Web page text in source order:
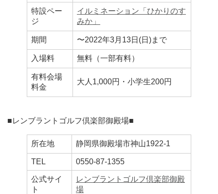
特設ペー
ジ
イルミネーション「ひかりのす
みか」
期間 〜2022年3月13日(日)まで
入場料 無料（一部有料）
有料会場
料金
大人1,000円・小学生200円
■レンブラントゴルフ倶楽部御殿場■
所在地 静岡県御殿場市神山1922-1
TEL 0550-87-1355
公式サイ
ト
レンブラントゴルフ倶楽部御殿
場